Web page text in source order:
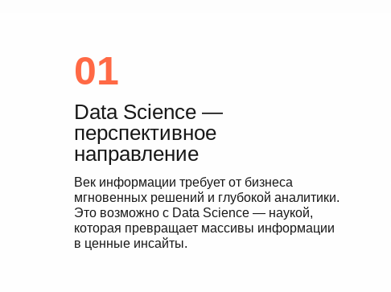
Data Science —
перспективное
направление
Век информации требует от бизнеса
мгновенных решений и глубокой аналитики.
Это возможно с Data Science — наукой,
которая превращает массивы информации
в ценные инсайты.
01